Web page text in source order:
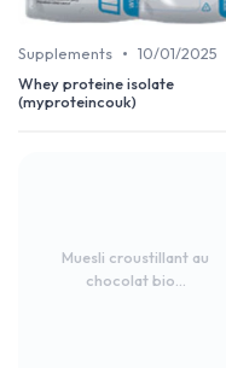
Supplements • 10/01/2025
Whey proteine isolate
(myproteincouk)
Muesli croustillant au
chocolat bio...